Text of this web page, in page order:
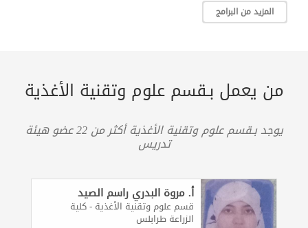
المزيد من البرامج
من يعمل بـقسم علوم وتقنية الأغذية
يوجد بـقسم علوم وتقنية الأغذية أكثر من 22 عضو هيئة
تدريس
أ. مروة البدري راسم الصيد
قسم علوم وتقنية الأغذية - كلية
الزراعة طرابلس